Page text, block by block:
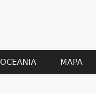
OCEANIA MAPA